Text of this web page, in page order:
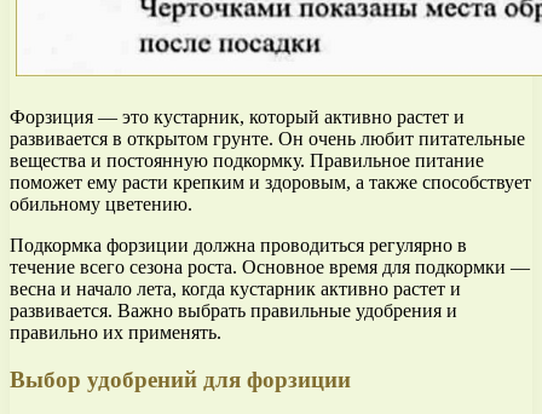
Форзиция — это кустарник, который активно растет и
развивается в открытом грунте. Он очень любит питательные
вещества и постоянную подкормку. Правильное питание
поможет ему расти крепким и здоровым, а также способствует
обильному цветению.
Подкормка форзиции должна проводиться регулярно в
течение всего сезона роста. Основное время для подкормки —
весна и начало лета, когда кустарник активно растет и
развивается. Важно выбрать правильные удобрения и
правильно их применять.
Выбор удобрений для форзиции